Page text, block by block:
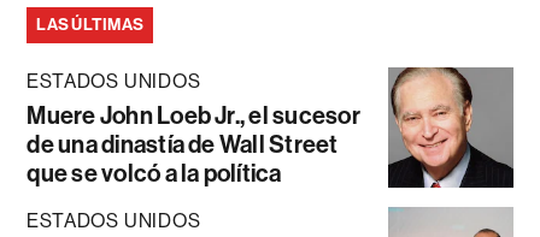
LAS ÚLTIMAS
ESTADOS UNIDOS
Muere John Loeb Jr., el sucesor
de una dinastía de Wall Street
que se volcó a la política
ESTADOS UNIDOS